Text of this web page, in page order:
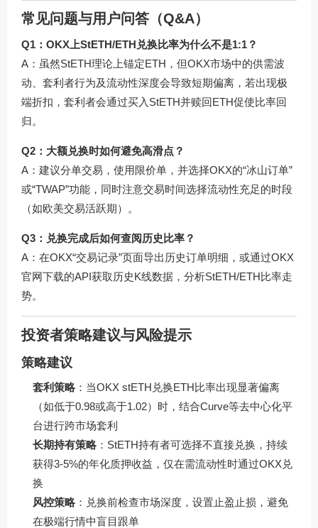
常见问题与用户问答（Q&A）
Q1：OKX上StETH/ETH兑换比率为什么不是1:1？
A：虽然StETH理论上锚定ETH，但OKX市场中的供需波
动、套利者行为及流动性深度会导致短期偏离，若出现极
端折扣，套利者会通过买入StETH并赎回ETH促使比率回
归。
Q2：大额兑换时如何避免高滑点？
A：建议分单交易，使用限价单，并选择OKX的“冰山订单”
或“TWAP”功能，同时注意交易时间选择流动性充足的时段
（如欧美交易活跃期）。
Q3：兑换完成后如何查阅历史比率？
A：在OKX“交易记录”页面导出历史订单明细，或通过OKX
官网下载的API获取历史K线数据，分析StETH/ETH比率走
势。
投资者策略建议与风险提示
策略建议
套利策略 ：当OKX stETH兑换ETH比率出现显著偏离
（如低于0.98或高于1.02）时，结合Curve等去中心化平
台进行跨市场套利
长期持有策略 ：StETH持有者可选择不直接兑换，持续
获得3-5%的年化质押收益，仅在需流动性时通过OKX兑
换
风控策略 ：兑换前检查市场深度，设置止盈止损，避免
在极端行情中盲目跟单